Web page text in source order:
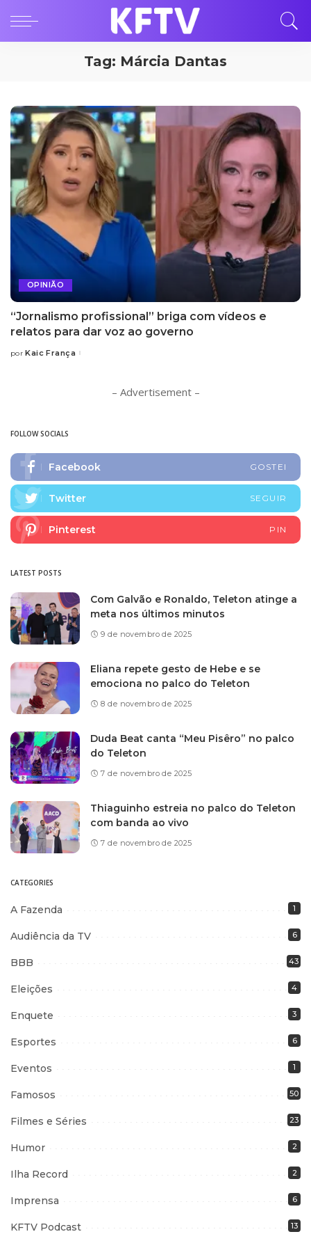
Tag: Márcia Dantas
OPINIÃO
“Jornalismo profissional” briga com vídeos e
relatos para dar voz ao governo
Posted
por Kaic França
– Advertisement –
FOLLOW SOCIALS
Facebook GOSTEI
Twitter SEGUIR
Pinterest PIN
LATEST POSTS
Com Galvão e Ronaldo, Teleton atinge a
meta nos últimos minutos
9 de novembro de 2025
Eliana repete gesto de Hebe e se
emociona no palco do Teleton
8 de novembro de 2025
Duda Beat canta “Meu Pisêro” no palco
do Teleton
7 de novembro de 2025
Thiaguinho estreia no palco do Teleton
com banda ao vivo
7 de novembro de 2025
CATEGORIES
A Fazenda 1
Audiência da TV 6
BBB 43
Eleições 4
Enquete 3
Esportes 6
Eventos 1
Famosos 50
Filmes e Séries 23
Humor 2
Ilha Record 2
Imprensa 6
KFTV Podcast 13